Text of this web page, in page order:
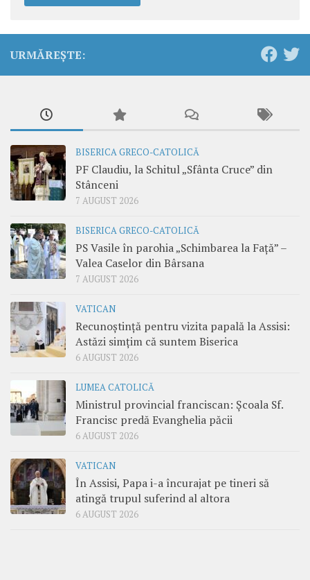
URMĂREȘTE:
BISERICA GRECO-CATOLICĂ
PF Claudiu, la Schitul „Sfânta Cruce” din
Stânceni
7 AUGUST 2026
BISERICA GRECO-CATOLICĂ
PS Vasile în parohia „Schimbarea la Față” –
Valea Caselor din Bârsana
7 AUGUST 2026
VATICAN
Recunoștință pentru vizita papală la Assisi:
Astăzi simțim că suntem Biserica
6 AUGUST 2026
LUMEA CATOLICĂ
Ministrul provincial franciscan: Școala Sf.
Francisc predă Evanghelia păcii
6 AUGUST 2026
VATICAN
În Assisi, Papa i-a încurajat pe tineri să
atingă trupul suferind al altora
6 AUGUST 2026